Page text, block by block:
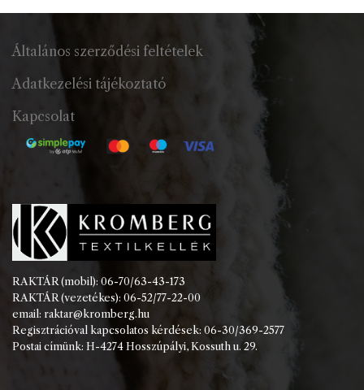
Általános szerződési feltételek
Adatkezelési tájékoztató
Kapcsolat
RAKTÁR (mobil): 06-70/63-43-173
RAKTÁR (vezetékes): 06-52/77-22-00
email: raktar@kromberg.hu
Regisztrációval kapcsolatos kérdések: 06-30/369-2577
Postai címünk: H-4274 Hosszúpályi, Kossuth u. 29.